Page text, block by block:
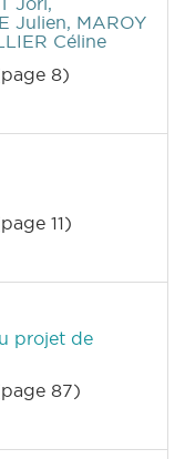
Julien, MAROY
Céline
8)
11)
projet de
87)